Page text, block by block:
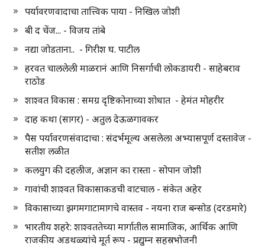
पर्यावरणवादाचा तात्त्विक पाया - निखिल जोशी
बी द चेंज... - विजय तांबे
नद्या जोडताना.. - गिरीश घ. पाटील
हरवत चाललेली माळरानं आणि निसर्गाची लोकडायरी - साहेबराव
राठोड
शाश्वत विकास : समग्र दृष्टिकोनाच्या शोधात - हेमंत मोहरीर
दाह कथा (सागर) - अतुल देऊळगावकर
पैस पर्यावरणसंवादाचा : संदर्भमूल्य असलेला अभ्यासपूर्ण दस्तावेज -
सतीश लळीत
कलयुग की दहलीज, अज्ञान का रास्ता - सोपान जोशी
गावांची शाश्वत विकासाकडची वाटचाल - संकेत अहेर
विकासाच्या झगमगाटामागचे वास्तव - नयना राज बन्सोड (दरडमारे)
भारतीय शहरे: शाश्वततेच्या मार्गातील सामाजिक, आर्थिक आणि
राजकीय अडथळ्यांचे मूर्त रूप - प्रद्युम्न सहस्रभोजनी